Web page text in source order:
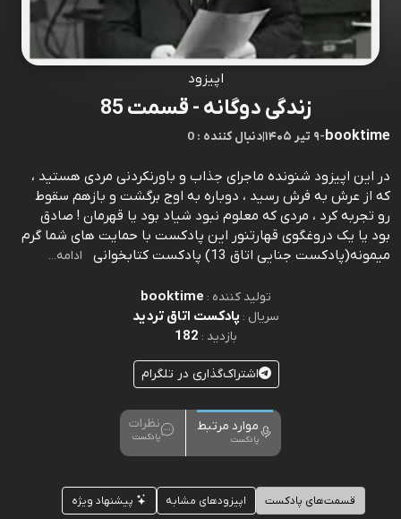
اپیزود
زندگی دوگانه - قسمت 85
booktime
-۹ تیر ۱۴۰۵ |0 : دنبال کننده
در این اپیزود شنونده ماجرای جذاب و باورنکردنی مردی هستید ،
که از عرش به فرش رسید ، دوباره به اوج برگشت و بازهم سقوط
رو تجربه کرد ، مردی که معلوم نبود شیاد بود یا قهرمان ! صادق
بود یا یک دروغگوی قهارتنور این پادکست با حمایت های شما گرم
میمونه(پادکست جنایی اتاق 13) پادکست کتابخوانی
ادامه...
تولید کننده : booktime
سریال : پادکست اتاق تردید
بازدید : 182
اشتراک‌گذاری در تلگرام
موارد مرتبط
پادکست
نظرات
پادکست
قسمت‌های پادکست اپیزودهای مشابه پیشنهاد ویژه